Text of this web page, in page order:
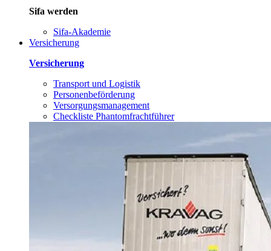
Sifa werden
Sifa-Akademie
Versicherung
Versicherung
Transport und Logistik
Personenbeförderung
Versorgungsmanagement
Checkliste Phantomfrachtführer